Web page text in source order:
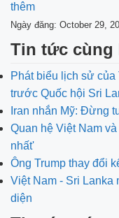
thêm
Ngày đăng: October 29,
Tin tức cùng
Phát biểu lịch sử
trước Quốc hội Sri
Iran nhắn Mỹ: Đừng
Quan hệ Việt Nam
nhất'
Ông Trump thay đổi
Việt Nam - Sri Lanka
diện